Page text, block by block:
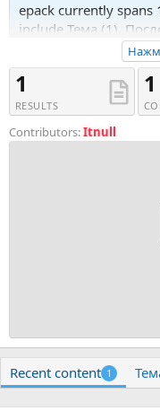
epack currently spans
include Тема (1).
Recent tagged content
Ultimate Element
1
RESULTS
1
Contributors:Itnull
Recent content 1